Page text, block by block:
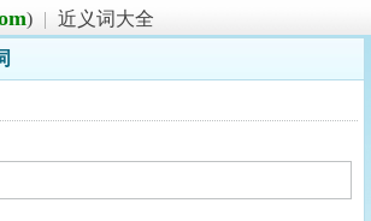
) | 近义词大全